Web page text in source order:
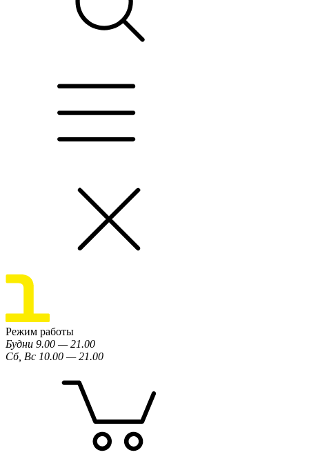
Режим работы
Будни 9.00 — 21.00
Сб, Вс 10.00 — 21.00